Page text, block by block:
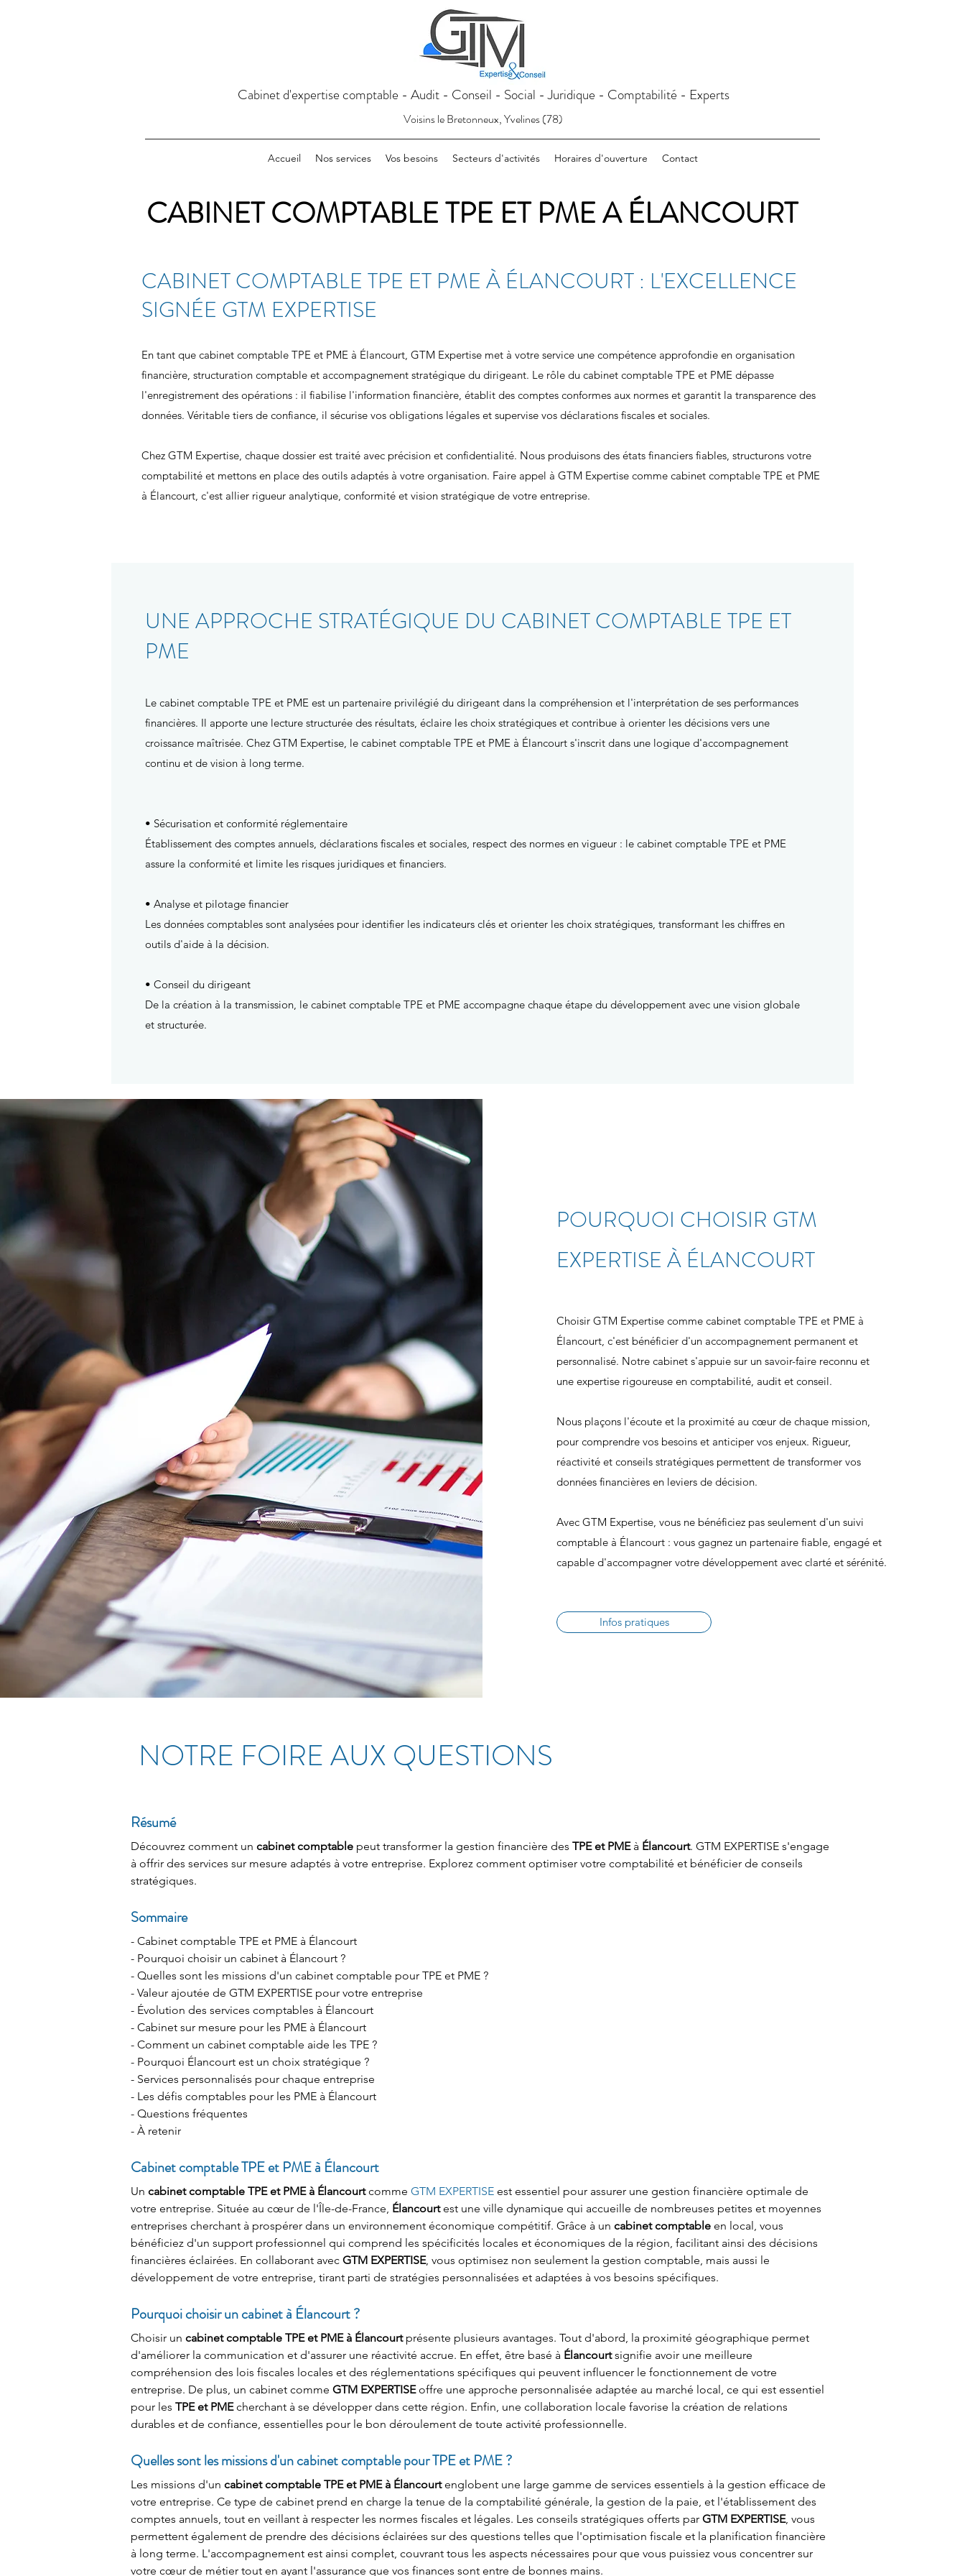
Cabinet d'expertise comptable - Audit - Conseil - Social - Juridique - Comptabilité - Experts
Voisins le Bretonneux, Yvelines (78)
Accueil Nos services Vos besoins Secteurs d'activités Horaires d'ouverture Contact
CABINET COMPTABLE TPE ET PME A ÉLANCOURT
CABINET COMPTABLE TPE ET PME À ÉLANCOURT : L'EXCELLENCE
SIGNÉE GTM EXPERTISE
En tant que cabinet comptable TPE et PME à Élancourt, GTM Expertise met à votre service une compétence approfondie en organisation
financière, structuration comptable et accompagnement stratégique du dirigeant. Le rôle du cabinet comptable TPE et PME dépasse
l'enregistrement des opérations : il fiabilise l'information financière, établit des comptes conformes aux normes et garantit la transparence des
données. Véritable tiers de confiance, il sécurise vos obligations légales et supervise vos déclarations fiscales et sociales.
Chez GTM Expertise, chaque dossier est traité avec précision et confidentialité. Nous produisons des états financiers fiables, structurons votre
comptabilité et mettons en place des outils adaptés à votre organisation. Faire appel à GTM Expertise comme cabinet comptable TPE et PME
à Élancourt, c'est allier rigueur analytique, conformité et vision stratégique de votre entreprise.
UNE APPROCHE STRATÉGIQUE DU CABINET COMPTABLE TPE ET
PME
Le cabinet comptable TPE et PME est un partenaire privilégié du dirigeant dans la compréhension et l'interprétation de ses performances
financières. Il apporte une lecture structurée des résultats, éclaire les choix stratégiques et contribue à orienter les décisions vers une
croissance maîtrisée. Chez GTM Expertise, le cabinet comptable TPE et PME à Élancourt s'inscrit dans une logique d'accompagnement
continu et de vision à long terme.
• Sécurisation et conformité réglementaire
Établissement des comptes annuels, déclarations fiscales et sociales, respect des normes en vigueur : le cabinet comptable TPE et PME
assure la conformité et limite les risques juridiques et financiers.
• Analyse et pilotage financier
Les données comptables sont analysées pour identifier les indicateurs clés et orienter les choix stratégiques, transformant les chiffres en
outils d'aide à la décision.
• Conseil du dirigeant
De la création à la transmission, le cabinet comptable TPE et PME accompagne chaque étape du développement avec une vision globale
et structurée.
POURQUOI CHOISIR GTM
EXPERTISE À ÉLANCOURT
Choisir GTM Expertise comme cabinet comptable TPE et PME à
Élancourt, c'est bénéficier d'un accompagnement permanent et
personnalisé. Notre cabinet s'appuie sur un savoir-faire reconnu et
une expertise rigoureuse en comptabilité, audit et conseil.
Nous plaçons l'écoute et la proximité au cœur de chaque mission,
pour comprendre vos besoins et anticiper vos enjeux. Rigueur,
réactivité et conseils stratégiques permettent de transformer vos
données financières en leviers de décision.
Avec GTM Expertise, vous ne bénéficiez pas seulement d'un suivi
comptable à Élancourt : vous gagnez un partenaire fiable, engagé et
capable d'accompagner votre développement avec clarté et sérénité.
Infos pratiques
NOTRE FOIRE AUX QUESTIONS
Résumé
Découvrez comment un cabinet comptable peut transformer la gestion financière des TPE et PME à Élancourt. GTM EXPERTISE s'engage
à offrir des services sur mesure adaptés à votre entreprise. Explorez comment optimiser votre comptabilité et bénéficier de conseils
stratégiques.
Sommaire
- Cabinet comptable TPE et PME à Élancourt
- Pourquoi choisir un cabinet à Élancourt ?
- Quelles sont les missions d'un cabinet comptable pour TPE et PME ?
- Valeur ajoutée de GTM EXPERTISE pour votre entreprise
- Évolution des services comptables à Élancourt
- Cabinet sur mesure pour les PME à Élancourt
- Comment un cabinet comptable aide les TPE ?
- Pourquoi Élancourt est un choix stratégique ?
- Services personnalisés pour chaque entreprise
- Les défis comptables pour les PME à Élancourt
- Questions fréquentes
- À retenir
Cabinet comptable TPE et PME à Élancourt
Un cabinet comptable TPE et PME à Élancourt comme GTM EXPERTISE est essentiel pour assurer une gestion financière optimale de
votre entreprise. Située au cœur de l'Île-de-France, Élancourt est une ville dynamique qui accueille de nombreuses petites et moyennes
entreprises cherchant à prospérer dans un environnement économique compétitif. Grâce à un cabinet comptable en local, vous
bénéficiez d'un support professionnel qui comprend les spécificités locales et économiques de la région, facilitant ainsi des décisions
financières éclairées. En collaborant avec GTM EXPERTISE, vous optimisez non seulement la gestion comptable, mais aussi le
développement de votre entreprise, tirant parti de stratégies personnalisées et adaptées à vos besoins spécifiques.
Pourquoi choisir un cabinet à Élancourt ?
Choisir un cabinet comptable TPE et PME à Élancourt présente plusieurs avantages. Tout d'abord, la proximité géographique permet
d'améliorer la communication et d'assurer une réactivité accrue. En effet, être basé à Élancourt signifie avoir une meilleure
compréhension des lois fiscales locales et des réglementations spécifiques qui peuvent influencer le fonctionnement de votre
entreprise. De plus, un cabinet comme GTM EXPERTISE offre une approche personnalisée adaptée au marché local, ce qui est essentiel
pour les TPE et PME cherchant à se développer dans cette région. Enfin, une collaboration locale favorise la création de relations
durables et de confiance, essentielles pour le bon déroulement de toute activité professionnelle.
Quelles sont les missions d'un cabinet comptable pour TPE et PME ?
Les missions d'un cabinet comptable TPE et PME à Élancourt englobent une large gamme de services essentiels à la gestion efficace de
votre entreprise. Ce type de cabinet prend en charge la tenue de la comptabilité générale, la gestion de la paie, et l'établissement des
comptes annuels, tout en veillant à respecter les normes fiscales et légales. Les conseils stratégiques offerts par GTM EXPERTISE, vous
permettent également de prendre des décisions éclairées sur des questions telles que l'optimisation fiscale et la planification financière
à long terme. L'accompagnement est ainsi complet, couvrant tous les aspects nécessaires pour que vous puissiez vous concentrer sur
votre cœur de métier tout en ayant l'assurance que vos finances sont entre de bonnes mains.